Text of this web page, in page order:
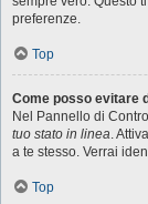
preferenze.
Top
Come posso evitare
Nel Pannello di
tuo stato in linea.
a te stesso. Verrai
Top